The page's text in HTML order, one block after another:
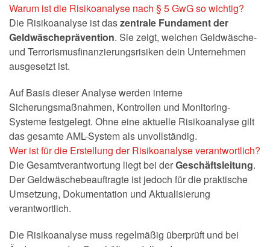
Warum ist die Risikoanalyse nach § 5 GwG so wichtig?
Die Risikoanalyse ist daszentrale Fundament der
Geldwäscheprävention. Sie zeigt, welchen Geldwäsche-
und Terrorismusfinanzierungsrisiken dein Unternehmen
ausgesetzt ist.
Auf Basis dieser Analyse werden interne
Sicherungsmaßnahmen, Kontrollen und Monitoring-
Systeme festgelegt. Ohne eine aktuelle Risikoanalyse gilt
das gesamte AML-System als unvollständig.
Wer ist für die Erstellung der Risikoanalyse verantwortlich?
Die Gesamtverantwortung liegt bei derGeschäftsleitung.
Der Geldwäschebeauftragte ist jedoch für die praktische
Umsetzung, Dokumentation und Aktualisierung
verantwortlich.
Die Risikoanalyse muss regelmäßig überprüft und bei